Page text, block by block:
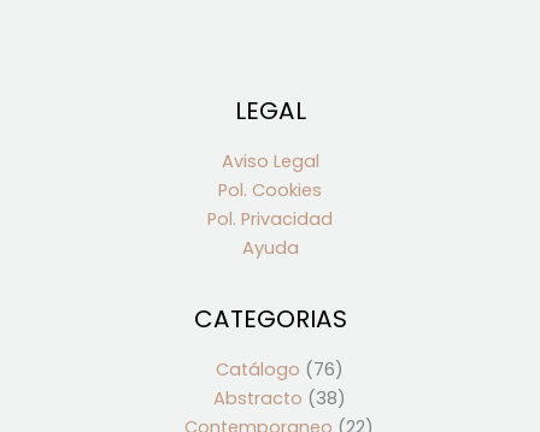
LEGAL
Aviso Legal
Pol. Cookies
Pol. Privacidad
Ayuda
CATEGORIAS
Catálogo 76
76
Abstracto 38
3834